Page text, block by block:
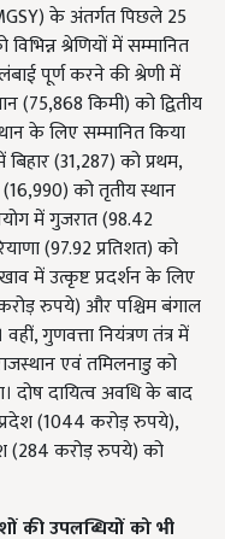
के अंतर्गत पिछले 25
श्रेणियों में सम्मानित
पूर्ण करने की श्रेणी में
(75,868 किमी) को द्वितीय
के लिए सम्मानित किया
(31,287) को प्रथम,
को तृतीय स्थान
में गुजरात (98.42
(97.92 प्रतिशत) को
में उत्कृष्ट प्रदर्शन के लिए
रुपये) और पश्चिम बंगाल
गुणवत्ता नियंत्रण तंत्र में
एवं तमिलनाडु को
दोष दायित्व अवधि के बाद
(1044 करोड़ रुपये),
(284 करोड़ रुपये) को
की उपलब्धियों को भी